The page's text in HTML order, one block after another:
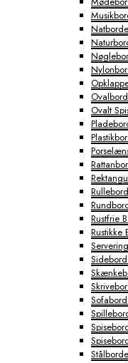
Natborde
Ovalt
Rustfrie
Rustikke
Stålborde